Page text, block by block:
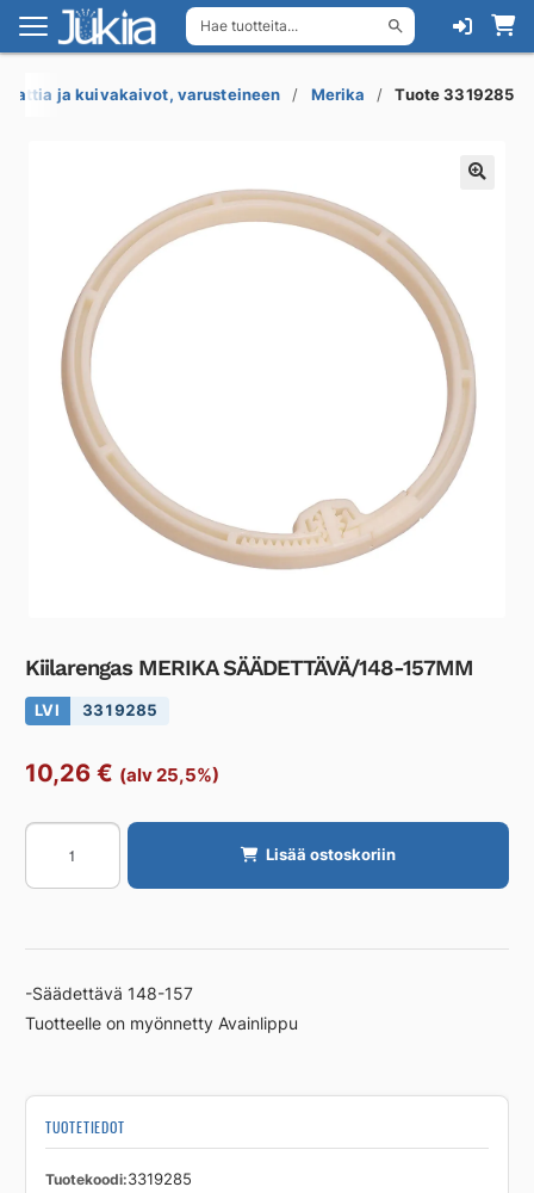
Hae tuotteita...
Siirry
navigointiin
Siirry
sisältöön
Lattia ja kuivakaivot, varusteineen Merika Tuote 3319285
Kiilarengas MERIKA SÄÄDETTÄVÄ/148-157MM
LVI 3319285
10,26 € (alv 25,5%)
Kiilarengas
MERIKA
SÄÄDETTÄVÄ/148-
määrä
Lisää ostoskoriin
-Säädettävä 148-157
Tuotteelle on myönnetty Avainlippu
TUOTETIEDOT
Tuotekoodi 3319285